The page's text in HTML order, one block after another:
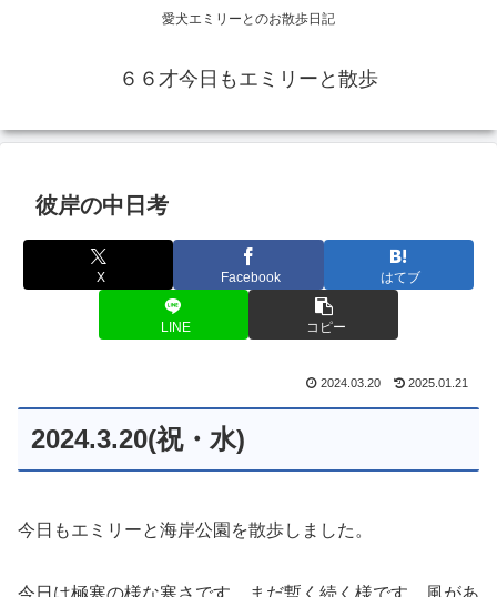
愛犬エミリーとのお散歩日記
６６才今日もエミリーと散歩
彼岸の中日考
X Facebook はてブ
LINE コピー
2024.03.20 2025.01.21
2024.3.20(祝・水)
今日もエミリーと海岸公園を散歩しました。
今日は極寒の様な寒さです。まだ暫く続く様です。風があ